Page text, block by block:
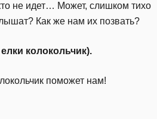
не идет… Может, слишком тихо
Как же нам их позвать?
колокольчик).
поможет нам!